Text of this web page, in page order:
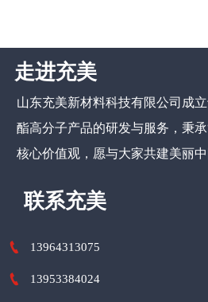
走进充美
山东充美新材料科技有限公司 成
酯高分子产品的研发与服务，秉
核心价值观，愿与大家共建美丽中
联系充美
 13964313075
 13953384024